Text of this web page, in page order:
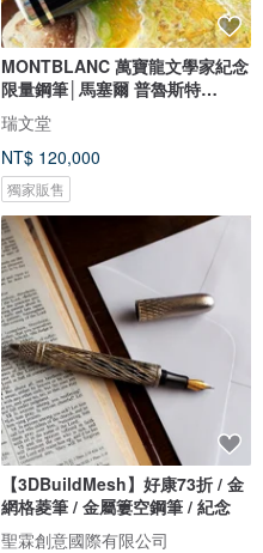
MONTBLANC 萬寶龍文學家紀念
限量鋼筆│馬塞爾 普魯斯特
No.13155
瑞文堂
NT$ 120,000
獨家販售
【3DBuildMesh】好康73折 / 金
網格菱筆 / 金屬簍空鋼筆 / 紀念
聖霖創意國際有限公司